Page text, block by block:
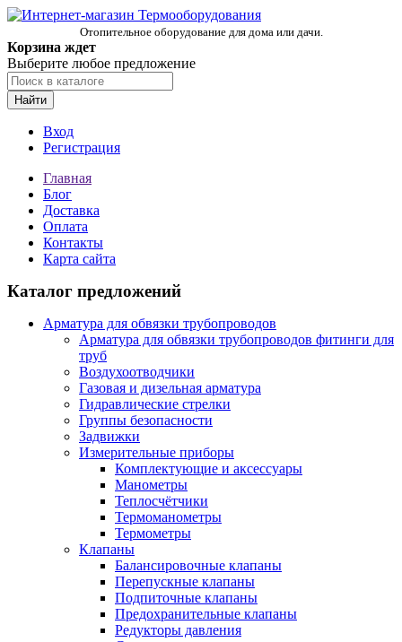
Отопительное оборудование для дома или дачи.
Корзина ждет
Выберите любое предложение
Найти
Вход
Регистрация
Главная
Блог
Доставка
Оплата
Контакты
Карта сайта
Каталог предложений
Арматура для обвязки трубопроводов
Арматура для обвязки трубопроводов фитинги для
труб
Воздухоотводчики
Газовая и дизельная арматура
Гидравлические стрелки
Группы безопасности
Задвижки
Измерительные приборы
Комплектующие и аксессуары
Манометры
Теплосчётчики
Термоманометры
Термометры
Клапаны
Балансировочные клапаны
Перепускные клапаны
Подпиточные клапаны
Предохранительные клапаны
Редукторы давления